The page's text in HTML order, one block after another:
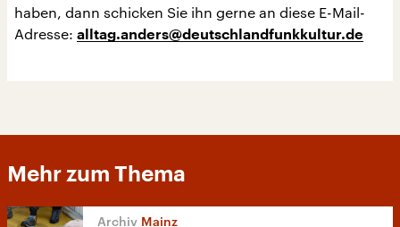
haben, dann schicken Sie ihn gerne an diese E-Mail-
Adresse: alltag.anders@deutschlandfunkkultur.de
Mehr zum Thema
Mainz